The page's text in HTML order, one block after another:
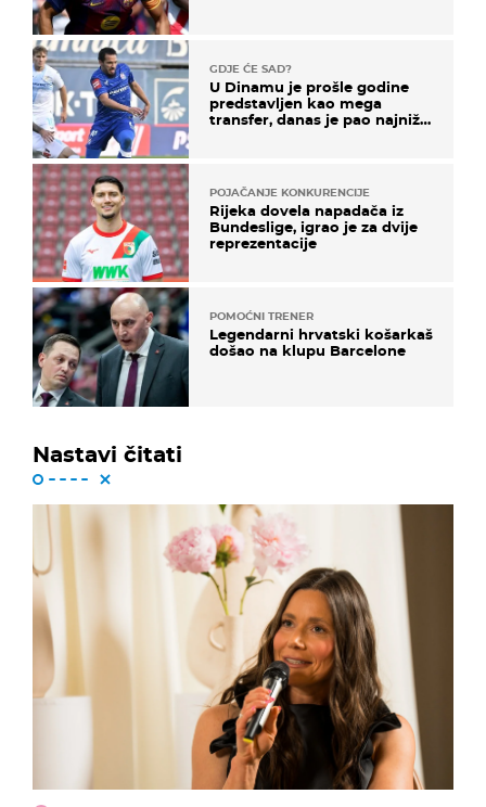
GDJE ĆE SAD?
U Dinamu je prošle godine
predstavljen kao mega
transfer, danas je pao najniže
POJAČANJE KONKURENCIJE
Rijeka dovela napadača iz
Bundeslige, igrao je za dvije
reprezentacije
POMOĆNI TRENER
Legendarni hrvatski košarkaš
došao na klupu Barcelone
Nastavi čitati